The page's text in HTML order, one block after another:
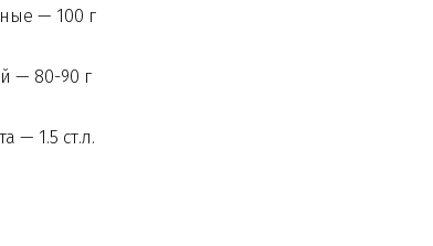
— 100 г
— 80-90 г
— 1.5 ст.л.